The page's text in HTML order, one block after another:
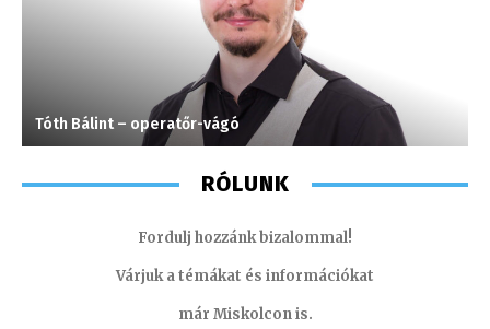
Tóth Bálint – operatőr-vágó
RÓLUNK
Fordulj hozzánk bizalommal!
Várjuk a témákat és információkat
már Miskolcon is.